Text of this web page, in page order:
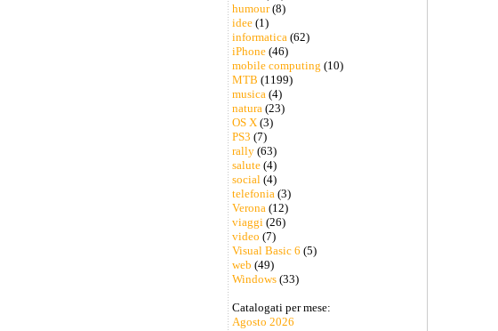
humour(8)
idee(1)
informatica(62)
iPhone(46)
mobile computing (10)
MTB (1199)
musica(4)
natura(23)
OS X(3)
PS3 (7)
rally(63)
salute(4)
social(4)
telefonia(3)
Verona(12)
viaggi(26)
video (7)
Visual Basic 6 (5)
web (49)
Windows(33)
Catalogati per mese:
Agosto 2026